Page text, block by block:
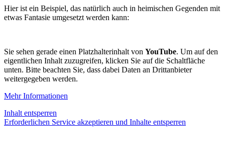
Hier ist ein Beispiel, das natürlich auch in heimischen Gegenden mit
etwas Fantasie umgesetzt werden kann:
Sie sehen gerade einen Platzhalterinhalt von YouTube. Um auf den
eigentlichen Inhalt zuzugreifen, klicken Sie auf die Schaltfläche
unten. Bitte beachten Sie, dass dabei Daten an Drittanbieter
weitergegeben werden.
Mehr Informationen
Inhalt entsperren
Erforderlichen Service akzeptieren und Inhalte entsperren